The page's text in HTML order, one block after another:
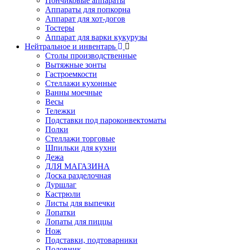
Аппараты для попкорна
Аппарат для хот-догов
Тостеры
Аппарат для варки кукурузы
Нейтральное и инвентарь
Столы производственные
Вытяжные зонты
Гастроемкости
Стеллажи кухонные
Ванны моечные
Весы
Тележки
Подставки под пароконвектоматы
Полки
Стеллажи торговые
Шпильки для кухни
Дежа
ДЛЯ МАГАЗИНА
Доска разделочная
Дуршлаг
Кастрюли
Листы для выпечки
Лопатки
Лопаты для пиццы
Нож
Подставки, подтоварники